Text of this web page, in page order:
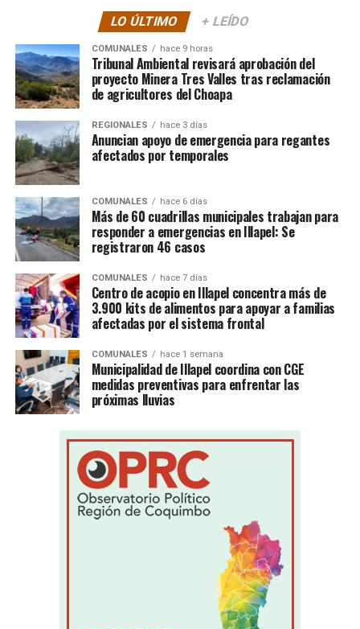
LO ÚLTIMO + LEÍDO
COMUNALES hace 9 horas
Tribunal Ambiental revisará aprobación del
proyecto Minera Tres Valles tras reclamación
de agricultores del Choapa
REGIONALES hace 3 días
Anuncian apoyo de emergencia para regantes
afectados por temporales
COMUNALES hace 6 días
Más de 60 cuadrillas municipales trabajan para
responder a emergencias en Illapel: Se
registraron 46 casos
COMUNALES hace 7 días
Centro de acopio en Illapel concentra más de
3.900 kits de alimentos para apoyar a familias
afectadas por el sistema frontal
COMUNALES hace 1 semana
Municipalidad de Illapel coordina con CGE
medidas preventivas para enfrentar las
próximas lluvias